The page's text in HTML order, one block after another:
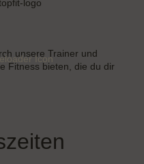
unsere Trainer und
Fitness bieten, die du dir